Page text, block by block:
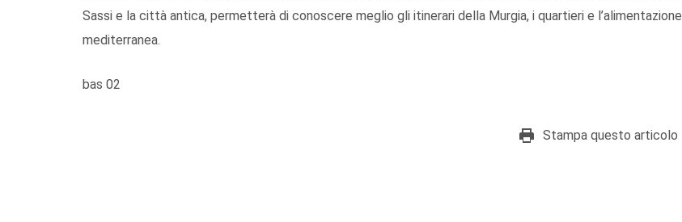
Sassi e la città antica, permetterà di conoscere meglio gli itinerari della Murgia, i quartieri e l’alimentazione
mediterranea.
bas 02
Stampa questo articolo